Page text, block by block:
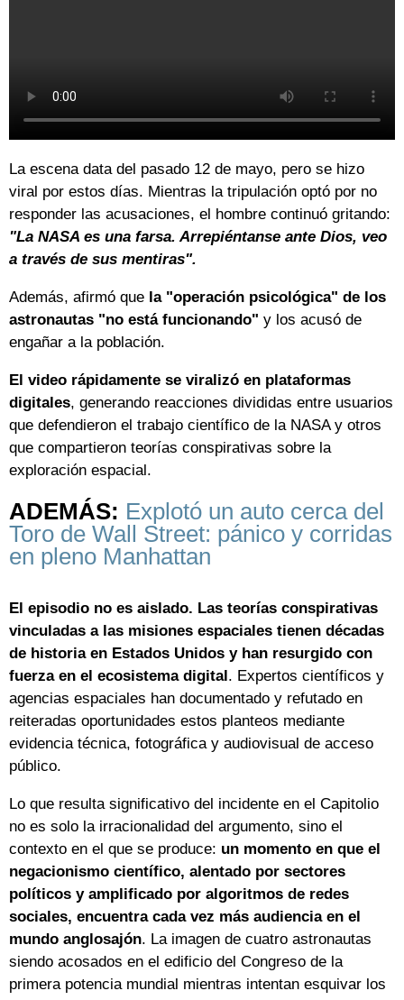
La escena data del pasado 12 de mayo, pero se hizo
viral por estos días. Mientras la tripulación optó por no
responder las acusaciones, el hombre continuó gritando:
"La NASA es una farsa. Arrepiéntanse ante Dios, veo
a través de sus mentiras".
Además, afirmó que la "operación psicológica" de los
astronautas "no está funcionando" y los acusó de
engañar a la población.
El video rápidamente se viralizó en plataformas
digitales, generando reacciones divididas entre usuarios
que defendieron el trabajo científico de la NASA y otros
que compartieron teorías conspirativas sobre la
exploración espacial.
ADEMÁS: Explotó un auto cerca del
Toro de Wall Street: pánico y corridas
en pleno Manhattan
El episodio no es aislado. Las teorías conspirativas
vinculadas a las misiones espaciales tienen décadas
de historia en Estados Unidos y han resurgido con
fuerza en el ecosistema digital. Expertos científicos y
agencias espaciales han documentado y refutado en
reiteradas oportunidades estos planteos mediante
evidencia técnica, fotográfica y audiovisual de acceso
público.
Lo que resulta significativo del incidente en el Capitolio
no es solo la irracionalidad del argumento, sino el
contexto en el que se produce: un momento en que el
negacionismo científico, alentado por sectores
políticos y amplificado por algoritmos de redes
sociales, encuentra cada vez más audiencia en el
mundo anglosajón. La imagen de cuatro astronautas
siendo acosados en el edificio del Congreso de la
primera potencia mundial mientras intentan esquivar los